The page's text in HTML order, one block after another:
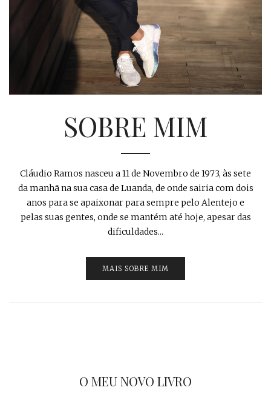
SOBRE MIM
Cláudio Ramos nasceu a 11 de Novembro de 1973, às sete
da manhã na sua casa de Luanda, de onde sairia com dois
anos para se apaixonar para sempre pelo Alentejo e
pelas suas gentes, onde se mantém até hoje, apesar das
dificuldades...
MAIS SOBRE MIM
O MEU NOVO LIVRO